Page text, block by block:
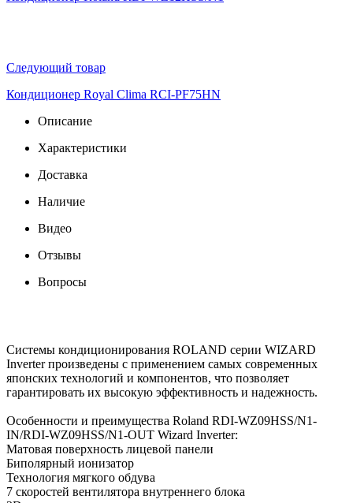
Следующий товар
Кондиционер Royal Clima RCI-PF75HN
Описание
Характеристики
Доставка
Наличие
Видео
Отзывы
Вопросы
Системы кондиционирования ROLAND серии WIZARD
Inverter произведены с применением самых современных
японских технологий и компонентов, что позволяет
гарантировать их высокую эффективность и надежность.
Особенности и преимущества Roland RDI-WZ09HSS/N1-
IN/RDI-WZ09HSS/N1-OUT Wizard Inverter:
Матовая поверхность лицевой панели
Биполярный ионизатор
Технология мягкого обдува
7 скоростей вентилятора внутреннего блока